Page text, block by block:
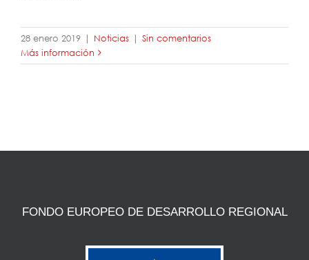
28 enero 2019 | Noticias | Sin comentarios
Más información
FONDO EUROPEO DE DESARROLLO REGIONAL